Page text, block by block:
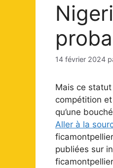
14 février 2024
Mais ce
compétition
qu’une
Aller à la
publiées sur